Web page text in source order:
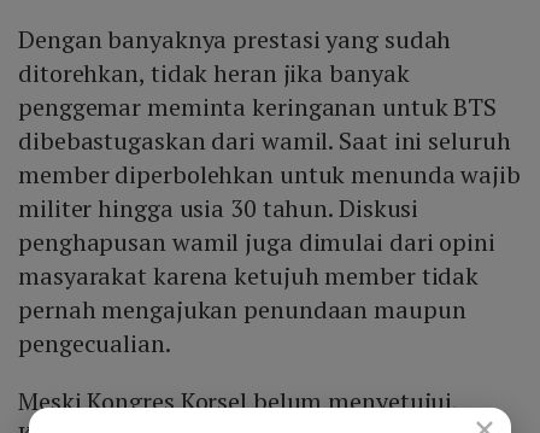
Dengan banyaknya prestasi yang sudah
ditorehkan, tidak heran jika banyak
penggemar meminta keringanan untuk BTS
dibebastugaskan dari wamil. Saat ini seluruh
member diperbolehkan untuk menunda wajib
militer hingga usia 30 tahun. Diskusi
penghapusan wamil juga dimulai dari opini
masyarakat karena ketujuh member tidak
pernah mengajukan penundaan maupun
pengecualian.
Meski Kongres Korsel belum menyetujui,